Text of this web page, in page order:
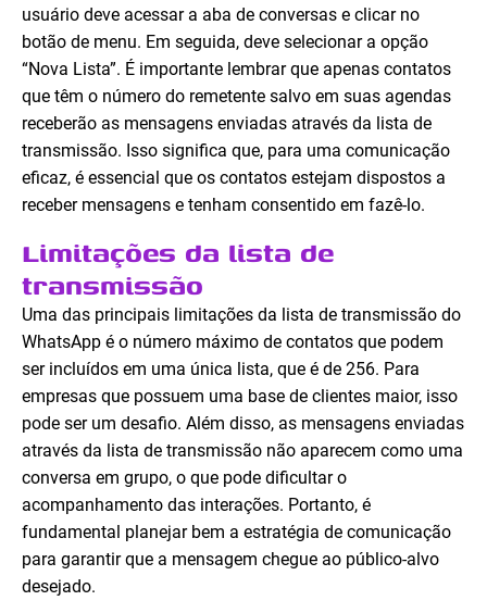
usuário deve acessar a aba de conversas e clicar no
botão de menu. Em seguida, deve selecionar a opção
“Nova Lista”. É importante lembrar que apenas contatos
que têm o número do remetente salvo em suas agendas
receberão as mensagens enviadas através da lista de
transmissão. Isso significa que, para uma comunicação
eficaz, é essencial que os contatos estejam dispostos a
receber mensagens e tenham consentido em fazê-lo.
Limitações da lista de
transmissão
Uma das principais limitações da lista de transmissão do
WhatsApp é o número máximo de contatos que podem
ser incluídos em uma única lista, que é de 256. Para
empresas que possuem uma base de clientes maior, isso
pode ser um desafio. Além disso, as mensagens enviadas
através da lista de transmissão não aparecem como uma
conversa em grupo, o que pode dificultar o
acompanhamento das interações. Portanto, é
fundamental planejar bem a estratégia de comunicação
para garantir que a mensagem chegue ao público-alvo
desejado.